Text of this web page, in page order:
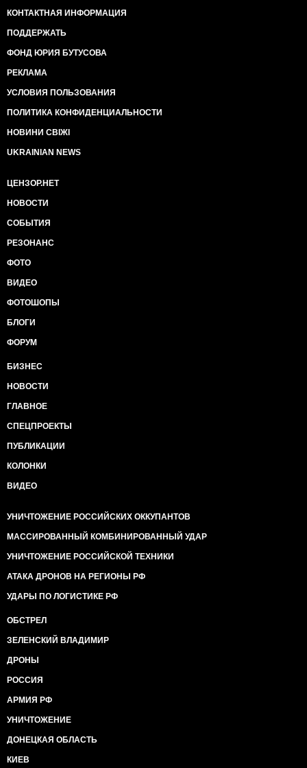
КОНТАКТНАЯ ИНФОРМАЦИЯ
ПОДДЕРЖАТЬ
ФОНД ЮРИЯ БУТУСОВА
РЕКЛАМА
УСЛОВИЯ ПОЛЬЗОВАНИЯ
ПОЛИТИКА КОНФИДЕНЦИАЛЬНОСТИ
НОВИНИ СВІЖІ
UKRAINIAN NEWS
ЦЕНЗОР.НЕТ
НОВОСТИ
СОБЫТИЯ
РЕЗОНАНС
ФОТО
ВИДЕО
ФОТОШОПЫ
БЛОГИ
ФОРУМ
БИЗНЕС
НОВОСТИ
ГЛАВНОЕ
СПЕЦПРОЕКТЫ
ПУБЛИКАЦИИ
КОЛОНКИ
ВИДЕО
УНИЧТОЖЕНИЕ РОССИЙСКИХ ОККУПАНТОВ
МАССИРОВАННЫЙ КОМБИНИРОВАННЫЙ УДАР
УНИЧТОЖЕНИЕ РОССИЙСКОЙ ТЕХНИКИ
АТАКА ДРОНОВ НА РЕГИОНЫ РФ
УДАРЫ ПО ЛОГИСТИКЕ РФ
ОБСТРЕЛ
ЗЕЛЕНСКИЙ ВЛАДИМИР
ДРОНЫ
РОССИЯ
АРМИЯ РФ
УНИЧТОЖЕНИЕ
ДОНЕЦКАЯ ОБЛАСТЬ
КИЕВ